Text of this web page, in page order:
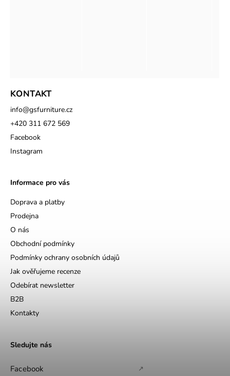
KONTAKT
info@gsfurniture.cz
+420 311 672 569
Facebook
Instagram
Informace pro vás
Doprava a platby
Prodejna
O nás
Obchodní podmínky
Podmínky ochrany osobních údajů
Jak ověřujeme recenze
Odebírat newsletter
B2B
Kontakty
Sledujte nás
Facebook ↗